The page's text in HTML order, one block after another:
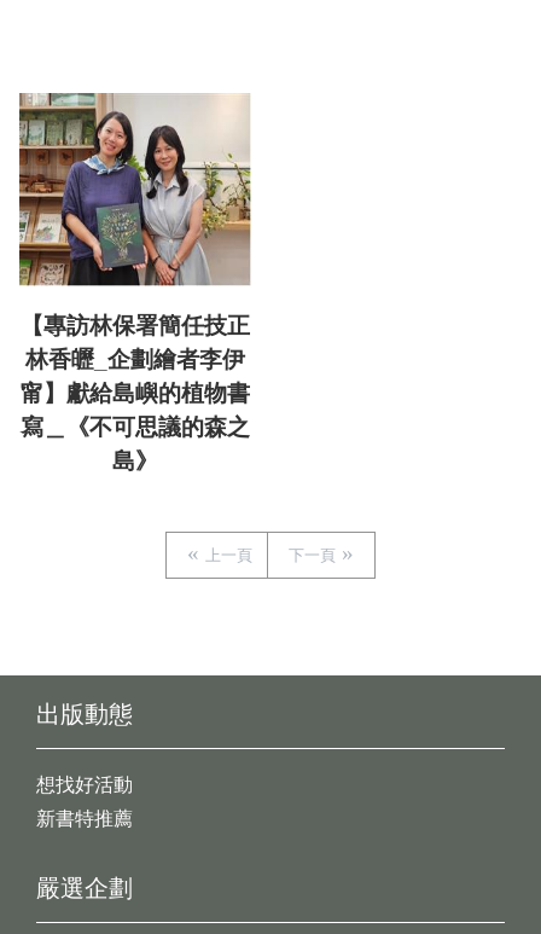
【專訪林保署簡任技正
林香㿨_企劃繪者李伊
甯】獻給島嶼的植物書
寫＿《不可思議的森之
島》
上一頁 下一頁
出版動態
想找好活動
新書特推薦
嚴選企劃